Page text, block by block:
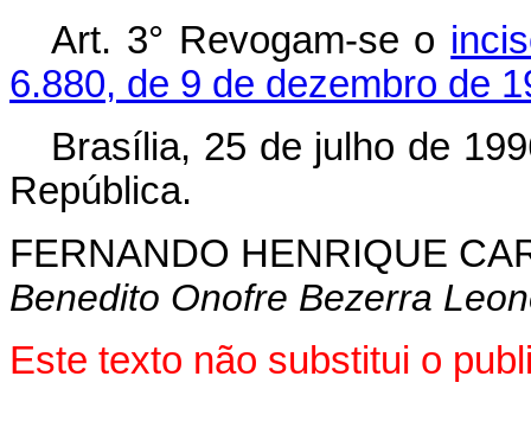
Art. 3° Revogam-se o
6.880, de 9 de dezembro de
Brasília, 25 de julho de
República.
FERNANDO HENRIQUE
Benedito Onofre Bezerra
Este texto não substitui o